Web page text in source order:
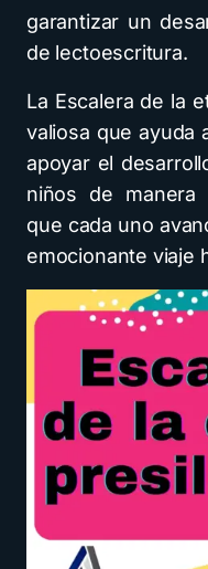
garantizar un
de lectoescritura.
La Escalera de la
valiosa que ayuda
apoyar el
niños de manera
que cada uno
emocionante viaje